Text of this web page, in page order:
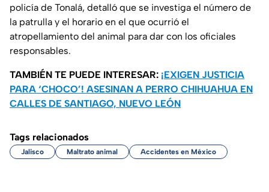
policía de Tonalá, detalló que se investiga el número de
la patrulla y el horario en el que ocurrió el
atropellamiento del animal para dar con los oficiales
responsables.
TAMBIÉN TE PUEDE INTERESAR: ¡EXIGEN JUSTICIA
PARA ‘CHOCO’! ASESINAN A PERRO CHIHUAHUA EN
CALLES DE SANTIAGO, NUEVO LEÓN
Tags relacionados
Jalisco Maltrato animal Accidentes en México